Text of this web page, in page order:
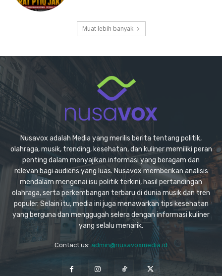
Muat lebih banyak
Nusavox adalah Media yang merilis berita tentang politik,
olahraga, musik, trending, kesehatan, dan kuliner memiliki peran
penting dalam menyajikan informasi yang beragam dan
relevan bagi audiens yang luas. Nusavox memberikan analisis
mendalam mengenai isu politik terkini, hasil pertandingan
olahraga, serta perkembangan terbaru di dunia musik dan tren
populer. Selain itu, media ini juga menawarkan tips kesehatan
yang berguna dan menggugah selera dengan informasi kuliner
yang selalu menarik.
Contact us: admin@nusavoxmedia.id